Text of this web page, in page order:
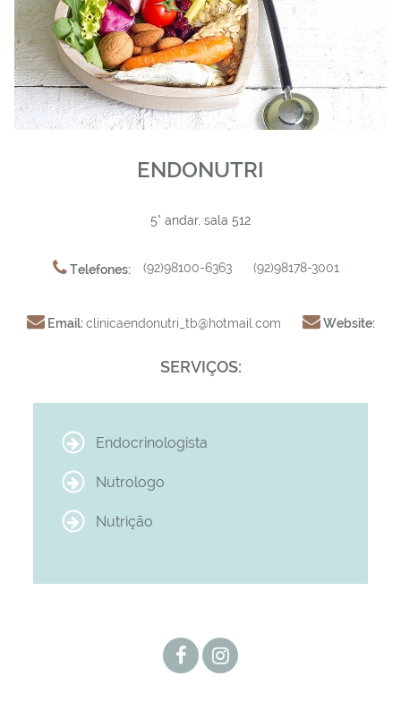
ENDONUTRI
5° andar, sala 512
Telefones: (92)98100-6363 (92)98178-3001
Email:clinicaendonutri_tb@hotmail.com Website:
SERVIÇOS:
Endocrinologista
Nutrologo
Nutrição